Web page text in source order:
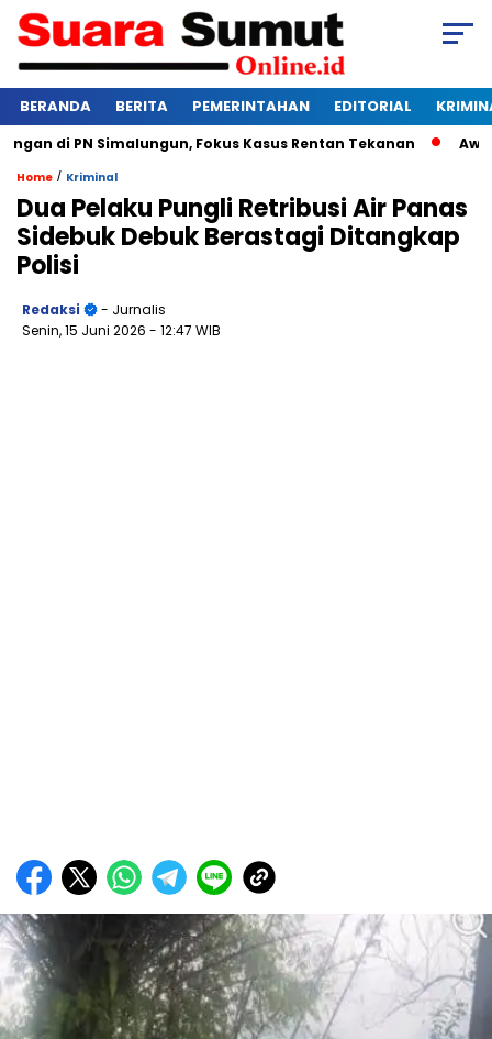
BERANDA BERITA PEMERINTAHAN EDITORIAL
PN Simalungun, Fokus Kasus Rentan Tekanan Awas
Home / Kriminal
Dua Pelaku Pungli Retribusi Air Panas
Sidebuk Debuk Berastagi Ditangkap
Polisi
Redaksi
- Jurnalis
Senin, 15 Juni 2026 - 12:47 WIB